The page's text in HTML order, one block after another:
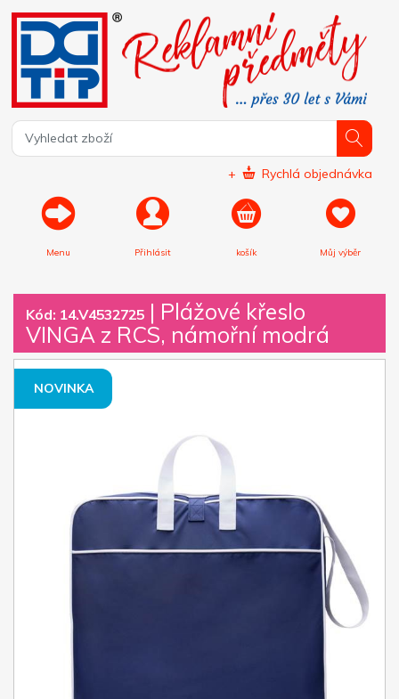
+ Rychlá objednávka
Menu Přihlásit košík Můj výběr
Kód: 14.V4532725 | Plážové křeslo
VINGA z RCS, námořní modrá
NOVINKA